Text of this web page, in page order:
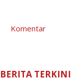
Komentar
BERITA TERKINI